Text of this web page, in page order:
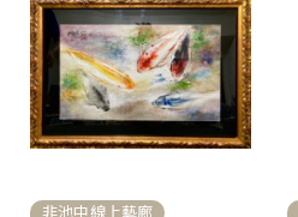
非池中線上藝廊